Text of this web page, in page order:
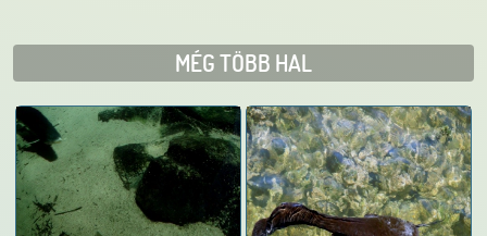
MÉG TÖBB HAL